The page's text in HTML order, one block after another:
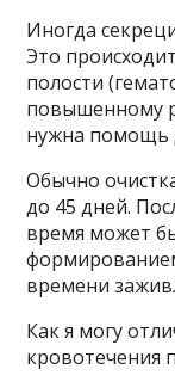
Иногда
Это
полости
повышенному
нужна помощь
Обычно
до 45 дней.
время может
времени
Как я могу
кровотечения